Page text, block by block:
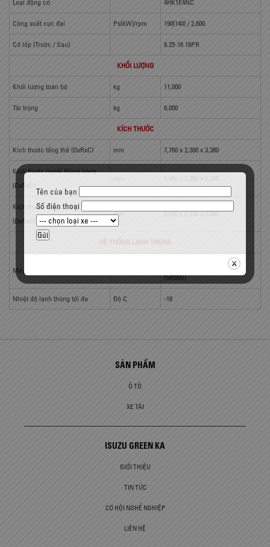
Loại động cơ 4HK1E4NC
Công suất cực đại Ps(kW)/rpm 190(140) / 2,600
Cỡ lốp (Trước / Sau) 8.25-16 18PR
KHỐI LƯỢNG
Khối lượng toàn bộ kg 11,000
Tải trọng kg 6,000
KÍCH THƯỚC
Kích thước tổng thể (DxRxC) mm 7,760 x 2,300 x 3,380
Kích thước ngoài thùng hàng
(DxRxC)
Kích thước trong thùng hàng
(DxRxC)
mm 5,670 x 2,120 x 2,065
HỆ THỐNG LẠNH THÙNG
Máy lạnh thùng
THERMO MASTER T-3000
(5459W)
Nhiệt độ lạnh thùng tối đa Độ C -18
SẢN PHẨM
Ô TÔ
XE TẢI
ISUZU GREEN KA
GIỚI THIỆU
TIN TỨC
CƠ HỘI NGHỀ NGHIỆP
LIÊN HỆ
Tên của bạn
Số điện thoại